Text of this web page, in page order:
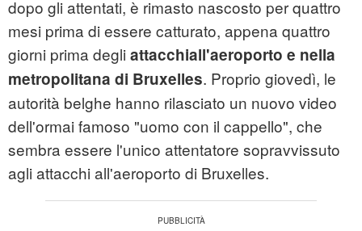
dopo gli attentati, è rimasto nascosto per quattro
mesi prima di essere catturato, appena quattro
giorni prima degli attacchiall'aeroporto e nella
metropolitana di Bruxelles. Proprio giovedì, le
autorità belghe hanno rilasciato un nuovo video
dell'ormai famoso "uomo con il cappello", che
sembra essere l'unico attentatore sopravvissuto
agli attacchi all'aeroporto di Bruxelles.